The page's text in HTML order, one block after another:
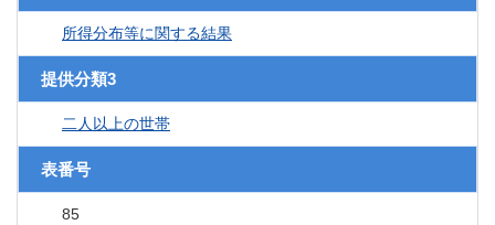
所得分布等に関する結果
提供分類3
二人以上の世帯
表番号
85